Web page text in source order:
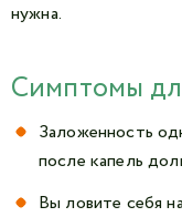
нужна.
Симптомы
Заложенность
после капель
Вы ловите себя